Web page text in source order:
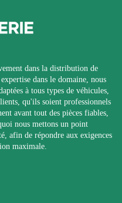
dans la distribution de
dans le domaine, nous
à tous types de véhicules,
qu'ils soient professionnels
avant tout des pièces fiables,
nous mettons un point
afin de répondre aux exigences
maximale.